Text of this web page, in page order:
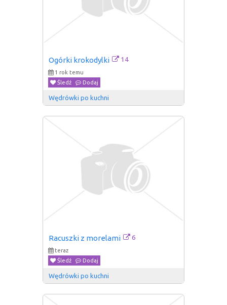
Ogórki krokodylki 14
1 rok temu
Śledź
Dodaj
Wędrówki po kuchni
Racuszki z morelami 6
teraz
Śledź
Dodaj
Wędrówki po kuchni